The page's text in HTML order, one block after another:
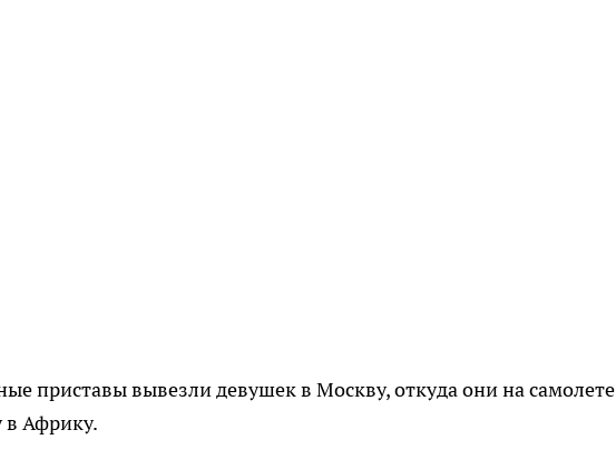
приставы вывезли девушек в Москву, откуда они на самолете
в Африку.